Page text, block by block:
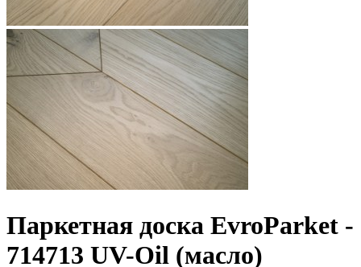
Паркетная доска EvroParket -
714713 UV-Oil (масло)